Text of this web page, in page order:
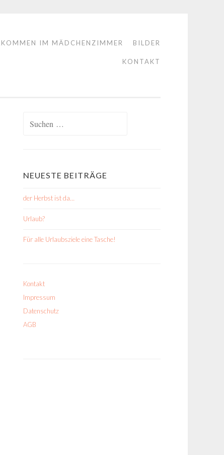
IM MÄDCHENZIMMER BILDER
KONTAKT
NEUESTE BEITRÄGE
der Herbst ist da…
Urlaub?
Für alle Urlaubsziele eine Tasche!
Kontakt
Impressum
Datenschutz
AGB